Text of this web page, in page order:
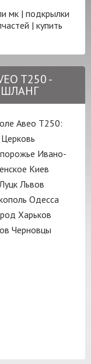
мк | подкрылки
| купить
T250 -
Авео Т250:
Ивано-
Киев
Луцк Львов
Одесса
Харьков
Черновцы